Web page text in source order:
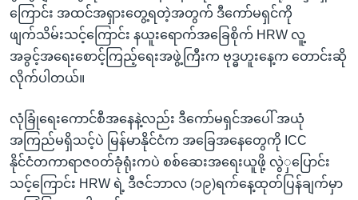
ကျော်
ကြောင်း အထင်အရှားတွေ့ရတဲ့အတွက် ဒီကော်မရှင်ကို
ဖျက်သိမ်းသင့်ကြောင်း နယူးရောက်အခြေစိုက် HRW လူ့
အခွင့်အရေးစောင့်ကြည့်ရေးအဖွဲ့ကြီးက ဗုဒ္ဓဟူးနေ့က တောင်းဆို
လိုက်ပါတယ်။
လုံခြုံရေးကောင်စီအနေနဲ့လည်း ဒီကော်မရှင်အပေါ် အယုံ
အကြည်မရှိသင့်ပဲ မြန်မာနိုင်ငံက အခြေအနေတွေကို ICC
နိုင်ငံတကာရာဇဝတ်ခုံရုံးကပဲ စစ်ဆေးအရေးယူဖို့ လွဲှပြောင်း
သင့်ကြောင်း HRW ရဲ့ ဒီဇင်ဘာလ (၁၉)ရက်နေ့ထုတ်ပြန်ချက်မှာ